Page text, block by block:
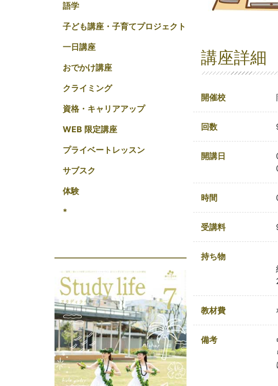
語学
子ども講座・子育てプロジェクト
一日講座
おでかけ講座
クライミング
資格・キャリアアップ
WEB 限定講座
プライベートレッスン
サブスク
体験
*
講座詳細
開催校
回数
開講日
時間
受講料
持ち物
教材費
備考